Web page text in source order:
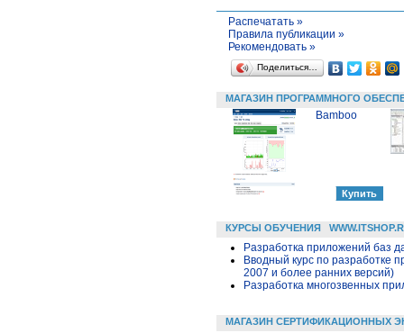
Распечатать »
Правила публикации »
Рекомендовать »
Поделиться…
МАГАЗИН ПРОГРАММНОГО
Bamboo
КУРСЫ ОБУЧЕНИЯ
Разработка приложений баз
Вводный курс по разработке
2007 и более ранних версий)
Разработка многозвенных
МАГАЗИН СЕРТИФИКАЦИОННЫХ